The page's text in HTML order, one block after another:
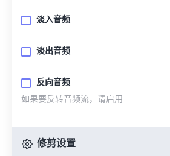
淡入音频
淡出音频
反向音频
如果要反转音频流，请启用
修剪设置